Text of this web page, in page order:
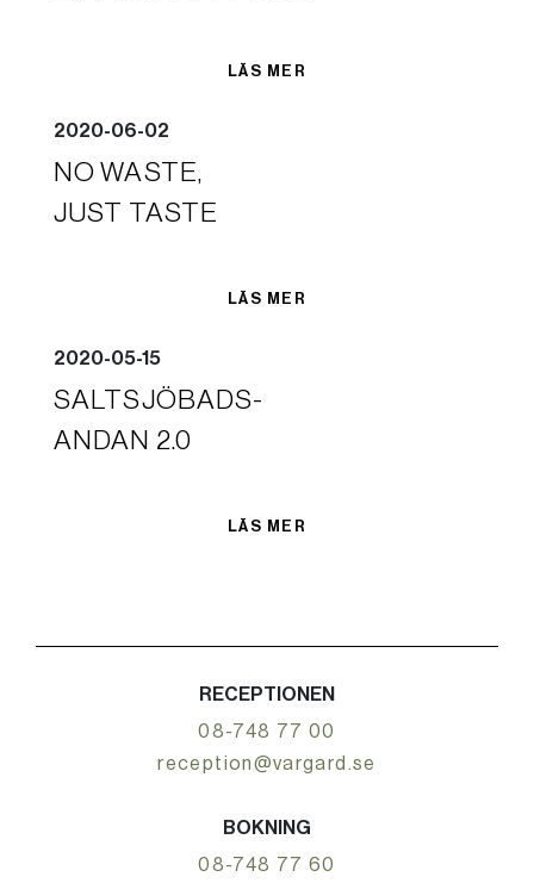
LÄS MER
2020-06-02
NO WASTE,
JUST TASTE
LÄS MER
2020-05-15
SALTSJÖBADS-
ANDAN 2.0
LÄS MER
RECEPTIONEN
08-748 77 00
reception@vargard.se
BOKNING
08-748 77 60